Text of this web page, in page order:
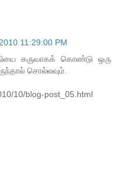
11:29:00 PM
கருவாகக் கொண்டு ஒரு
சொல்லவும்.
10/blog-post_05.html